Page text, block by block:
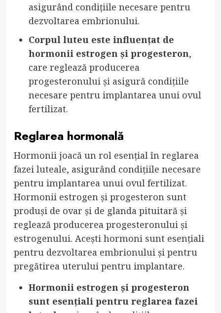
asigurând condițiile necesare pentru
dezvoltarea embrionului.
Corpul luteu este influențat de
hormonii estrogen și progesteron,
care reglează producerea
progesteronului și asigură condițiile
necesare pentru implantarea unui ovul
fertilizat.
Reglarea hormonală
Hormonii joacă un rol esențial în reglarea
fazei luteale, asigurând condițiile necesare
pentru implantarea unui ovul fertilizat.
Hormonii estrogen și progesteron sunt
produși de ovar și de glanda pituitară și
reglează producerea progesteronului și
estrogenului. Acești hormoni sunt esențiali
pentru dezvoltarea embrionului și pentru
pregătirea uterului pentru implantare.
Hormonii estrogen și progesteron
sunt esențiali pentru reglarea fazei